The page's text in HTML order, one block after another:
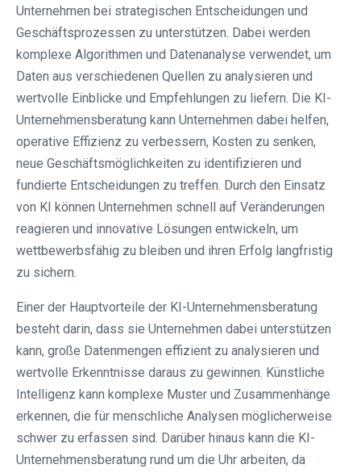
Unternehmen bei strategischen Entscheidungen und
Geschäftsprozessen zu unterstützen. Dabei werden
komplexe Algorithmen und Datenanalyse verwendet, um
Daten aus verschiedenen Quellen zu analysieren und
wertvolle Einblicke und Empfehlungen zu liefern. Die KI-
Unternehmensberatung kann Unternehmen dabei helfen,
operative Effizienz zu verbessern, Kosten zu senken,
neue Geschäftsmöglichkeiten zu identifizieren und
fundierte Entscheidungen zu treffen. Durch den Einsatz
von KI können Unternehmen schnell auf Veränderungen
reagieren und innovative Lösungen entwickeln, um
wettbewerbsfähig zu bleiben und ihren Erfolg langfristig
zu sichern.
Einer der Hauptvorteile der KI-Unternehmensberatung
besteht darin, dass sie Unternehmen dabei unterstützen
kann, große Datenmengen effizient zu analysieren und
wertvolle Erkenntnisse daraus zu gewinnen. Künstliche
Intelligenz kann komplexe Muster und Zusammenhänge
erkennen, die für menschliche Analysen möglicherweise
schwer zu erfassen sind. Darüber hinaus kann die KI-
Unternehmensberatung rund um die Uhr arbeiten, da